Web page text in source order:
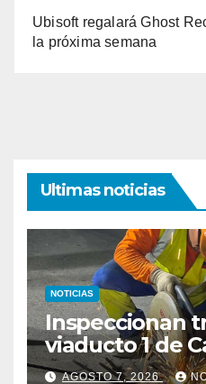
Ubisoft regalará Ghost
la próxima semana
Ultimas noticias
NOTICIAS
Inspeccionan
viaducto 1 de
Guaira
AGOSTO 7, 2026